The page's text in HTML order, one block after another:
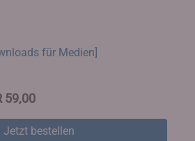
für Medien]
59,00
Jetzt bestellen